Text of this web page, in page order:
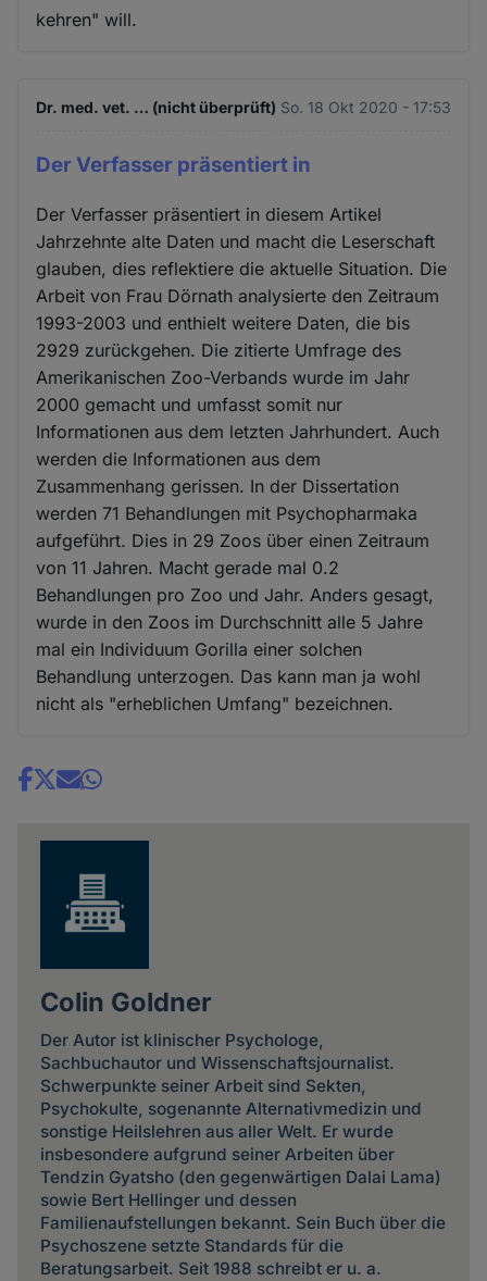
kehren" will.
Dr. med. vet. … (nicht überprüft) So. 18 Okt 2020 - 17:53
Der Verfasser präsentiert in
Der Verfasser präsentiert in diesem Artikel
Jahrzehnte alte Daten und macht die Leserschaft
glauben, dies reflektiere die aktuelle Situation. Die
Arbeit von Frau Dörnath analysierte den Zeitraum
1993-2003 und enthielt weitere Daten, die bis
2929 zurückgehen. Die zitierte Umfrage des
Amerikanischen Zoo-Verbands wurde im Jahr
2000 gemacht und umfasst somit nur
Informationen aus dem letzten Jahrhundert. Auch
werden die Informationen aus dem
Zusammenhang gerissen. In der Dissertation
werden 71 Behandlungen mit Psychopharmaka
aufgeführt. Dies in 29 Zoos über einen Zeitraum
von 11 Jahren. Macht gerade mal 0.2
Behandlungen pro Zoo und Jahr. Anders gesagt,
wurde in den Zoos im Durchschnitt alle 5 Jahre
mal ein Individuum Gorilla einer solchen
Behandlung unterzogen. Das kann man ja wohl
nicht als "erheblichen Umfang" bezeichnen.
Share
Colin Goldner
Der Autor ist klinischer Psychologe,
Sachbuchautor und Wissenschaftsjournalist.
Schwerpunkte seiner Arbeit sind Sekten,
Psychokulte, sogenannte Alternativmedizin und
sonstige Heilslehren aus aller Welt. Er wurde
insbesondere aufgrund seiner Arbeiten über
Tendzin Gyatsho (den gegenwärtigen Dalai Lama)
sowie Bert Hellinger und dessen
Familienaufstellungen bekannt. Sein Buch über die
Psychoszene setzte Standards für die
Beratungsarbeit. Seit 1988 schreibt er u. a.